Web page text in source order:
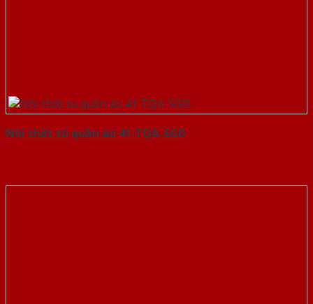
Nội thất tủ quần áo 41-TQA-SGD